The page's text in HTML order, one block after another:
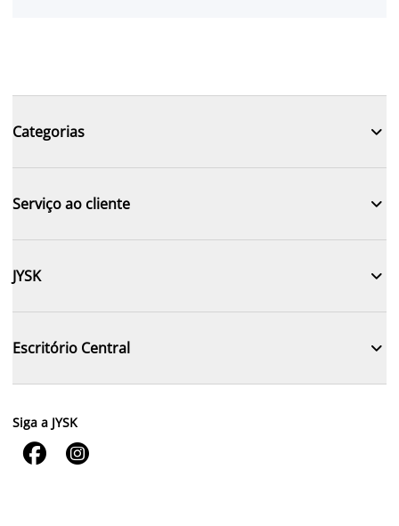
Categorias 
Serviço ao cliente 
JYSK 
Escritório Central 
Siga a JYSK
 